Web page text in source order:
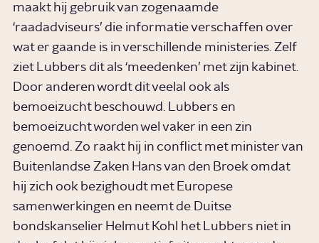
maakt hij gebruik van zogenaamde
‘raadadviseurs’ die informatie verschaffen over
wat er gaande is in verschillende ministeries. Zelf
ziet Lubbers dit als ‘meedenken’ met zijn kabinet.
Door anderen wordt dit veelal ook als
bemoeizucht beschouwd. Lubbers en
bemoeizucht worden wel vaker in een zin
genoemd. Zo raakt hij in conflict met minister van
Buitenlandse Zaken Hans van den Broek omdat
hij zich ook bezighoudt met Europese
samenwerkingen en neemt de Duitse
bondskanselier Helmut Kohl het Lubbers niet in